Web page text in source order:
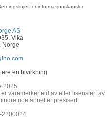
for informasjonskapsler
AS
Vika
Norge
en bivirkning
2025
varemerker eid av eller lisensiert av
noe annet er presisert.
2200024